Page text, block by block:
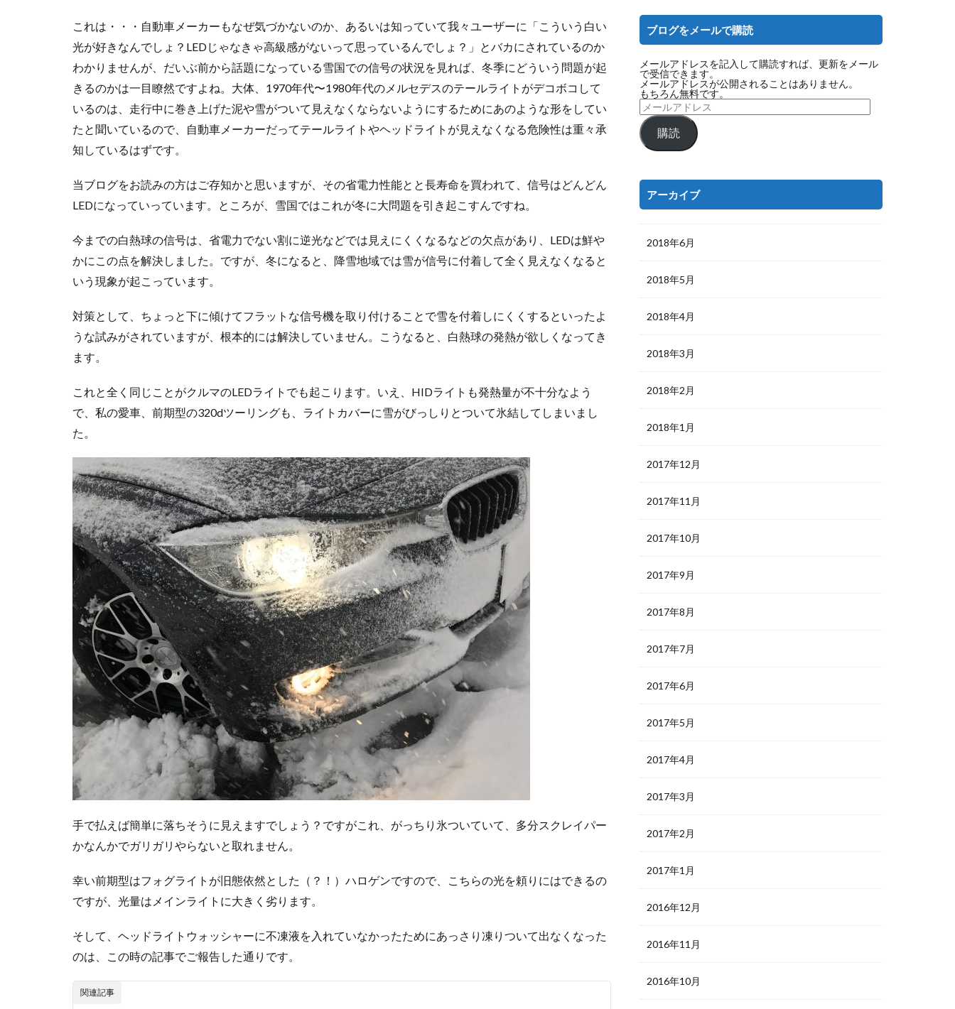
これは・・・自動車メーカーもなぜ気づかないのか、あるいは知っていて我々ユーザーに「こういう白い
光が好きなんでしょ？LEDじゃなきゃ高級感がないって思っているんでしょ？」とバカにされているのか
わかりませんが、だいぶ前から話題になっている雪国での信号の状況を見れば、冬季にどういう問題が起
きるのかは一目瞭然ですよね。大体、1970年代〜1980年代のメルセデスのテールライトがデコボコして
いるのは、走行中に巻き上げた泥や雪がついて見えなくならないようにするためにあのような形をしてい
たと聞いているので、自動車メーカーだってテールライトやヘッドライトが見えなくなる危険性は重々承
知しているはずです。
当ブログをお読みの方はご存知かと思いますが、その省電力性能とと長寿命を買われて、信号はどんどん
LEDになっていっています。ところが、雪国ではこれが冬に大問題を引き起こすんですね。
今までの白熱球の信号は、省電力でない割に逆光などでは見えにくくなるなどの欠点があり、LEDは鮮や
かにこの点を解決しました。ですが、冬になると、降雪地域では雪が信号に付着して全く見えなくなると
いう現象が起こっています。
対策として、ちょっと下に傾けてフラットな信号機を取り付けることで雪を付着しにくくするといったよ
うな試みがされていますが、根本的には解決していません。こうなると、白熱球の発熱が欲しくなってき
ます。
これと全く同じことがクルマのLEDライトでも起こります。いえ、HIDライトも発熱量が不十分なよう
で、私の愛車、前期型の320dツーリングも、ライトカバーに雪がびっしりとついて氷結してしまいまし
た。
手で払えば簡単に落ちそうに見えますでしょう？ですがこれ、がっちり氷ついていて、多分スクレイパー
かなんかでガリガリやらないと取れません。
幸い前期型はフォグライトが旧態依然とした（？！）ハロゲンですので、こちらの光を頼りにはできるの
ですが、光量はメインライトに大きく劣ります。
そして、ヘッドライトウォッシャーに不凍液を入れていなかったためにあっさり凍りついて出なくなった
のは、この時の記事でご報告した通りです。
関連記事
ブログをメールで購読
メールアドレスを記入して購読すれば、更新をメール
で受信できます。
メールアドレスが公開されることはありません。
もちろん無料です。
購読
アーカイブ
2018年6月
2018年5月
2018年4月
2018年3月
2018年2月
2018年1月
2017年12月
2017年11月
2017年10月
2017年9月
2017年8月
2017年7月
2017年6月
2017年5月
2017年4月
2017年3月
2017年2月
2017年1月
2016年12月
2016年11月
2016年10月